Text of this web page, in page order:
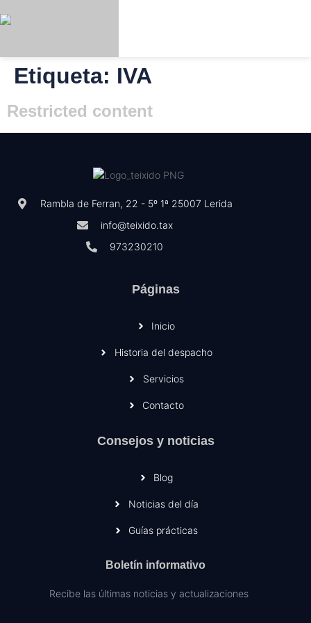
Registrar
Etiqueta: IVA
Restricted content
Rambla de Ferran, 22 - 5º 1ª 25007 Lerida
info@teixido.tax
973230210
Páginas
Inicio
Historia del despacho
Servicios
Contacto
Consejos y noticias
Blog
Noticias del día
Guías prácticas
Boletín informativo
Recibe las últimas noticias y actualizaciones